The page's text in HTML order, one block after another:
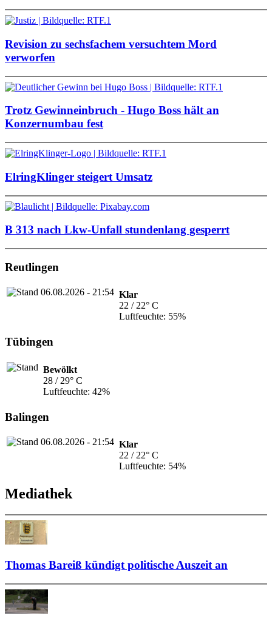
Revision zu sechsfachem versuchtem Mord
verworfen
Trotz Gewinneinbruch - Hugo Boss hält an
Konzernumbau fest
ElringKlinger steigert Umsatz
B 313 nach Lkw-Unfall stundenlang gesperrt
Reutlingen
Klar
22 / 22° C
Luftfeuchte: 55%
Tübingen
Bewölkt
28 / 29° C
Luftfeuchte: 42%
Balingen
Klar
22 / 22° C
Luftfeuchte: 54%
Mediathek
Thomas Bareiß kündigt politische Auszeit an